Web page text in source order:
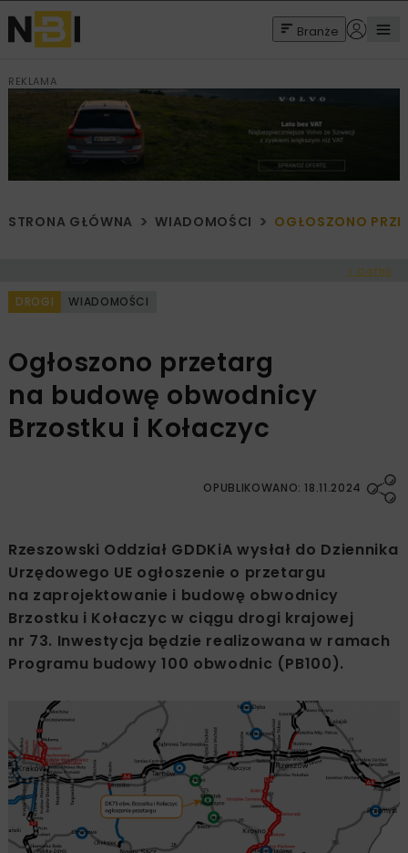
Branże
REKLAMA
STRONA GŁÓWNA WIADOMOŚCI OGŁOSZONO
< Cofnij
DROGI WIADOMOŚCI
Ogłoszono przetarg
na budowę obwodnicy
Brzostku i Kołaczyc
OPUBLIKOWANO: 18.11.2024
Rzeszowski Oddział GDDKiA wysłał do Dziennika
Urzędowego UE ogłoszenie o przetargu
na zaprojektowanie i budowę obwodnicy
Brzostku i Kołaczyc w ciągu drogi krajowej
nr 73. Inwestycja będzie realizowana w ramach
Programu budowy 100 obwodnic (PB100).